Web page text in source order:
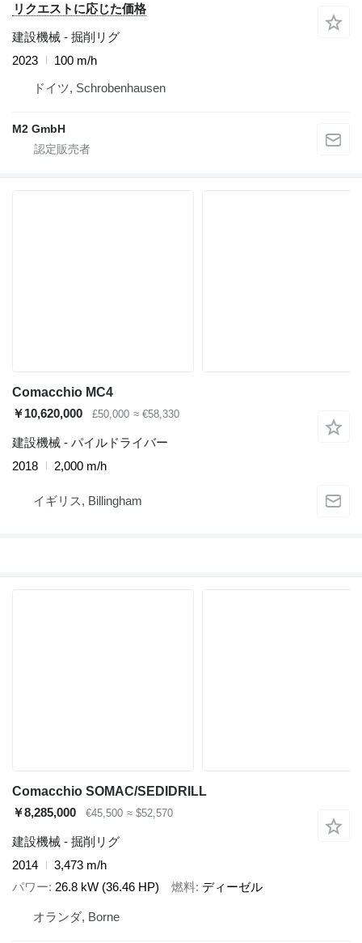
リクエストに応じた価格
建設機械 - 掘削リグ
2023
100 m/h
ドイツ, Schrobenhausen
M2 GmbH
Comacchio MC4
￥10,620,000
£50,000 ≈ €58,330
建設機械 - パイルドライバー
2018
2,000 m/h
イギリス, Billingham
Comacchio SOMAC/SEDIDRILL
￥8,285,000
€45,500 ≈ $52,570
建設機械 - 掘削リグ
2014
3,473 m/h
パワー 26.8 kW (36.46 HP) 燃料 ディーゼル
オランダ, Borne